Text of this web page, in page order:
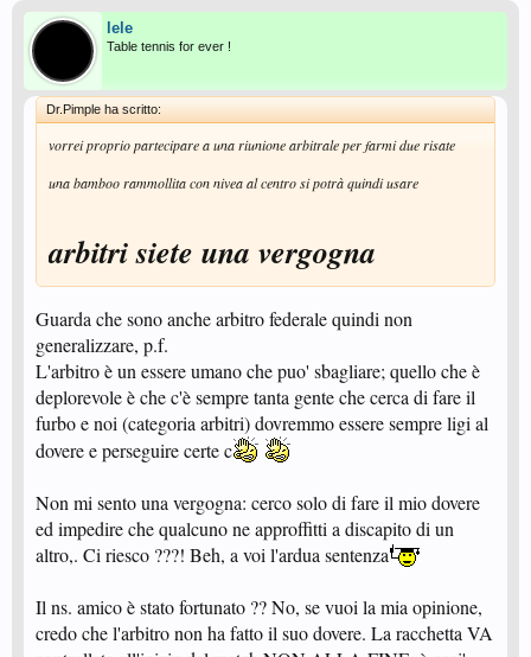
lele
Table tennis for ever !
Dr.Pimple ha scritto:
vorrei proprio partecipare a una riunione arbitrale per farmi due risate
una bamboo rammollita con nivea al centro si potrà quindi usare
arbitri siete una vergogna
Guarda che sono anche arbitro federale quindi non
generalizzare, p.f.
L'arbitro è un essere umano che puo' sbagliare; quello che è
deplorevole è che c'è sempre tanta gente che cerca di fare il
furbo e noi (categoria arbitri) dovremmo essere sempre ligi al
dovere e perseguire certe c
Non mi sento una vergogna: cerco solo di fare il mio dovere
ed impedire che qualcuno ne approffitti a discapito di un
altro,. Ci riesco ???! Beh, a voi l'ardua sentenza
Il ns. amico è stato fortunato ?? No, se vuoi la mia opinione,
credo che l'arbitro non ha fatto il suo dovere. La racchetta VA